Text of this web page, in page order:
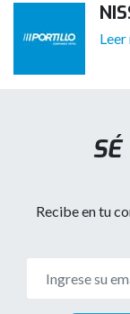
Recibe en tu